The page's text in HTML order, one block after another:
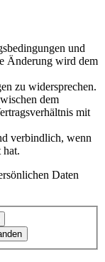
und
Änderung wird dem
zu widersprechen.
dem
mit
verbindlich, wenn
hat.
Daten